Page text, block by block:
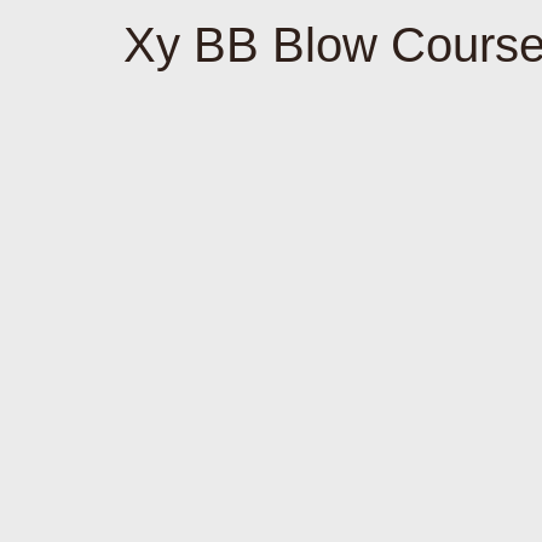
Xy BB Blow